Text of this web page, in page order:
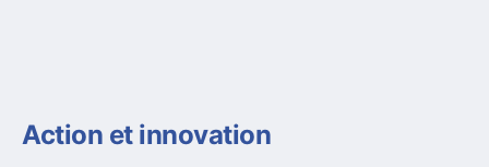
Action et innovation